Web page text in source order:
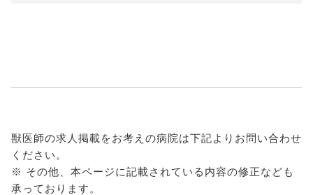
獣医師の求人掲載をお考えの病院は下記よりお問い合わせ
ください。
※ その他、本ページに記載されている内容の修正なども
承っております。